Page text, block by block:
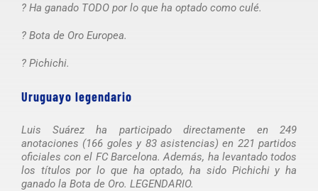
? Ha ganado TODO por lo que ha optado como culé.
? Bota de Oro Europea.
? Pichichi.
Uruguayo legendario
Luis Suárez ha participado directamente en 249
anotaciones (166 goles y 83 asistencias) en 221 partidos
oficiales con el FC Barcelona. Además, ha levantado todos
los títulos por lo que ha optado, ha sido Pichichi y ha
ganado la Bota de Oro. LEGENDARIO.